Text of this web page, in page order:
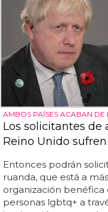
AMBOS PAÍSES ACABAN
Los solicitantes de
Reino Unido
Entonces podrán
ruanda, que está a
organización benéfica
personas lgbtq+ a